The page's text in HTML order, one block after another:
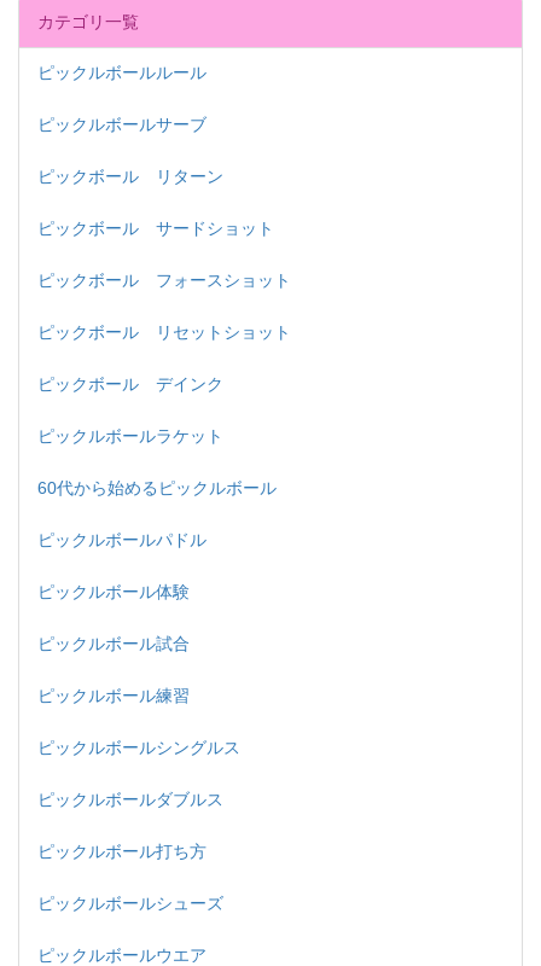
カテゴリ一覧
ピックルボールルール
ピックルボールサーブ
ピックボール リターン
ピックボール サードショット
ピックボール フォースショット
ピックボール リセットショット
ピックボール デインク
ピックルボールラケット
60代から始めるピックルボール
ピックルボールパドル
ピックルボール体験
ピックルボール試合
ピックルボール練習
ピックルボールシングルス
ピックルボールダブルス
ピックルボール打ち方
ピックルボールシューズ
ピックルボールウエア